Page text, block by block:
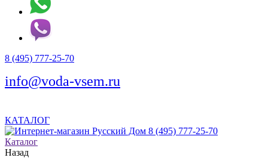
8 (495) 777-25-70
info@voda-vsem.ru
КАТАЛОГ
8 (495) 777-25-70
Каталог
Назад